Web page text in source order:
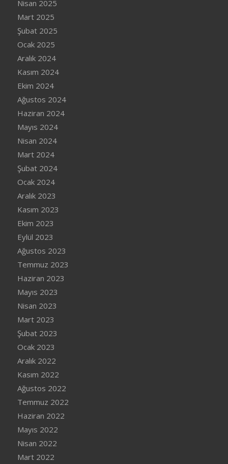
Nisan 2025
Mart 2025
Şubat 2025
Ocak 2025
Aralık 2024
Kasım 2024
Ekim 2024
Ağustos 2024
Haziran 2024
Mayıs 2024
Nisan 2024
Mart 2024
Şubat 2024
Ocak 2024
Aralık 2023
Kasım 2023
Ekim 2023
Eylül 2023
Ağustos 2023
Temmuz 2023
Haziran 2023
Mayıs 2023
Nisan 2023
Mart 2023
Şubat 2023
Ocak 2023
Aralık 2022
Kasım 2022
Ağustos 2022
Temmuz 2022
Haziran 2022
Mayıs 2022
Nisan 2022
Mart 2022